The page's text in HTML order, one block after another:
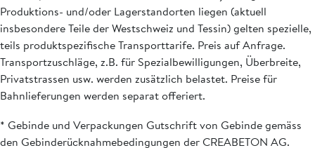
Produktions- und/oder Lagerstandorten liegen (aktuell
insbesondere Teile der Westschweiz und Tessin) gelten spezielle,
teils produktspezifische Transporttarife. Preis auf Anfrage.
Transportzuschläge, z.B. für Spezialbewilligungen, Überbreite,
Privatstrassen usw. werden zusätzlich belastet. Preise für
Bahnlieferungen werden separat offeriert.
* Gebinde und Verpackungen Gutschrift von Gebinde gemäss
den Gebinderücknahmebedingungen der CREABETON AG.